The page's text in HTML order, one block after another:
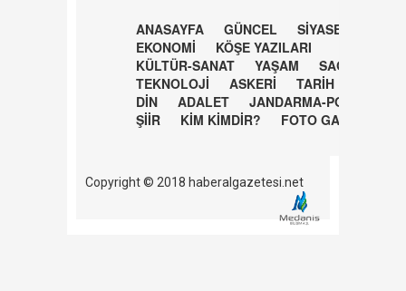
ANASAYFA GÜNCEL
SİYASET
EKONOMİ
KÖŞE YAZILARI
KÜLTÜR-SANAT
YAŞAM
SAĞLIK
TEKNOLOJİ
ASKERİ
TARİH
DİN
ADALET
JANDARMA-POLİS
ŞİİR
KİM KİMDİR? FOTO GALERİ
Copyright © 2018 haberalgazetesi.net